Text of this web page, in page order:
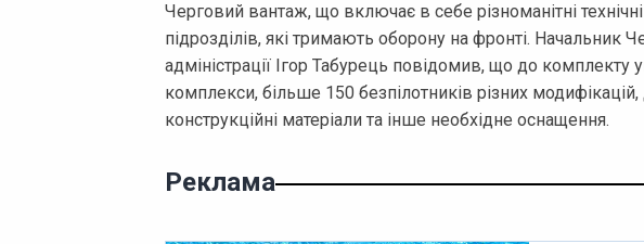
Черговий вантаж, що включає в себе різноманітні
підрозділів, які тримають оборону на фронті. Начальник
адміністрації Ігор Табурець повідомив, що до комплекту
комплекси, більше 150 безпілотників різних
конструкційні матеріали та інше необхідне оснащення.
Реклама